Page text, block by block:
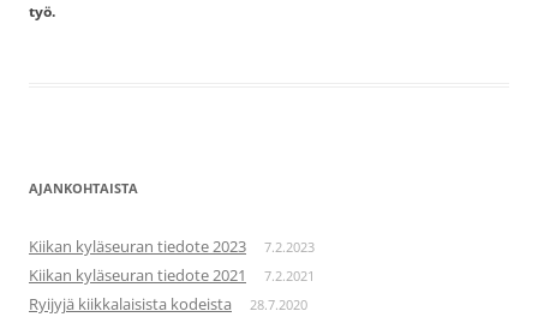
työ.
AJANKOHTAISTA
Kiikan kyläseuran tiedote 2023 7.2.2023
Kiikan kyläseuran tiedote 2021 7.2.2021
Ryijyjä kiikkalaisista kodeista 28.7.2020